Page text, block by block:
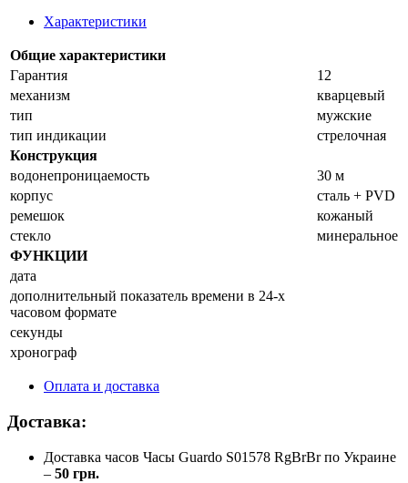
Характеристики
Общие характеристики
Гарантия
12
механизм
кварцевый
тип
мужские
тип индикации
стрелочная
Конструкция
водонепроницаемость
30 м
корпус
сталь + PVD
ремешок
кожаный
стекло
минеральное
ФУНКЦИИ
дата
дополнительный показатель времени в 24-х
часовом формате
секунды
хронограф
Оплата и доставка
Доставка:
Доставка часов Часы Guardo S01578 RgBrBr по Украине
– 50 грн.